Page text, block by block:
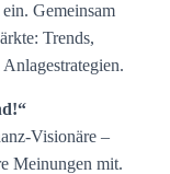
Gemeinsam
Trends,
Visionäre –
Meinungen mit.